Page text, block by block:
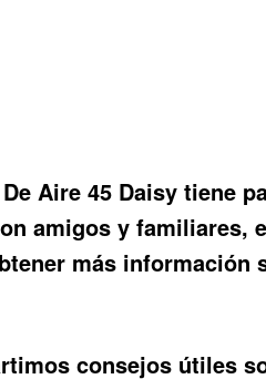
Aire 45 Daisy tiene
amigos y familiares,
más
consejos útiles